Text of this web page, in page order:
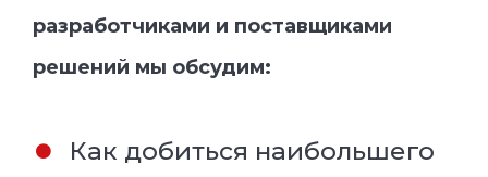
разработчиками и поставщиками
решений мы обсудим:
Как добиться наибольшего